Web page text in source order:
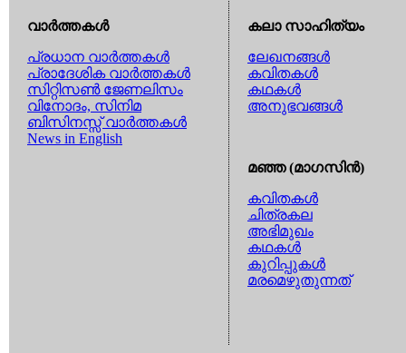
വാര്‍ത്തകള്‍
പ്രധാന വാര്‍ത്തകള്‍
പ്രാദേശിക വാര്‍ത്തകള്‍
സിറ്റിസണ്‍ ജേണലിസം
വിനോദം, സിനിമ
ബിസിനസ്സ് വാര്‍ത്തകള്‍
News in English
കലാ സാഹിത്യം
ലേഖനങ്ങള്‍
കവിതകള്‍
കഥകള്‍
അനുഭവങ്ങള്‍
മഞ്ഞ (മാഗസിന്‍)
കവിതകള്‍
ചിത്രകല
അഭിമുഖം
കഥകള്‍
കുറിപ്പുകള്‍
മരമെഴുതുന്നത്